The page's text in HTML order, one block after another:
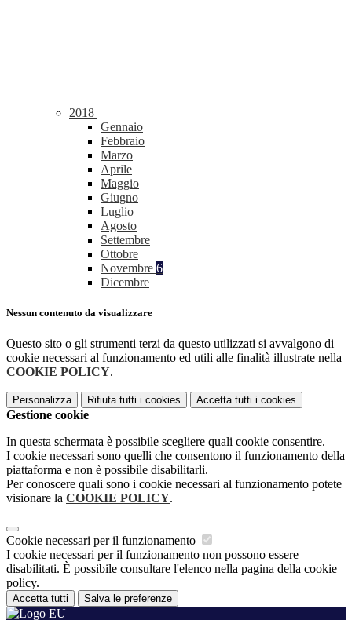
2018
Gennaio
Febbraio
Marzo
Aprile
Maggio
Giugno
Luglio
Agosto
Settembre
Ottobre
Novembre 6
Dicembre
Nessun contenuto da visualizzare
Questo sito o gli strumenti terzi da questo utilizzati si avvalgono di
cookie necessari al funzionamento ed utili alle finalità illustrate nella
COOKIE POLICY.
Personalizza Rifiuta tutti i cookies Accetta tutti i cookies
Gestione cookie
In questa schermata è possibile scegliere quali cookie consentire.
I cookie necessari sono quelli che consentono il funzionamento della
piattaforma e non è possibile disabilitarli.
Per conoscere quali sono i cookie necessari al funzionamento potete
visionare la COOKIE POLICY.
Cookie necessari per il funzionamento
I cookie necessari per il funzionamento non possono essere
disabilitati. È possibile consultare l'elenco nella pagina della cookie
policy.
Accetta tutti Salva le preferenze